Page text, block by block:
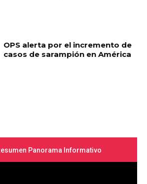
OPS alerta por el incremento de
casos de sarampión en América
Panorama Informativo